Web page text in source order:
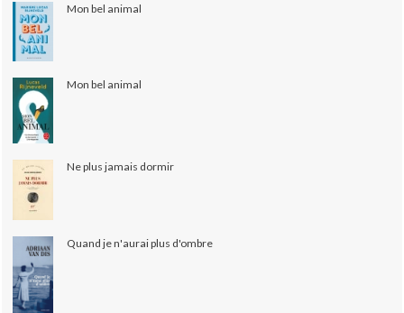
Mon bel animal
Mon bel animal
Ne plus jamais dormir
Quand je n'aurai plus d'ombre